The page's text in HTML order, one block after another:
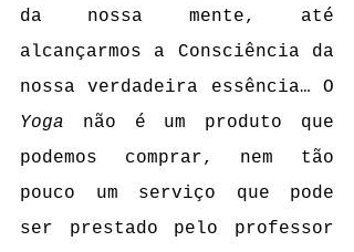
da nossa mente, até
alcançarmos a Consciência da
Yoga não é um produto que
podemos comprar, nem tão
pouco um serviço que pode
ser prestado pelo professor